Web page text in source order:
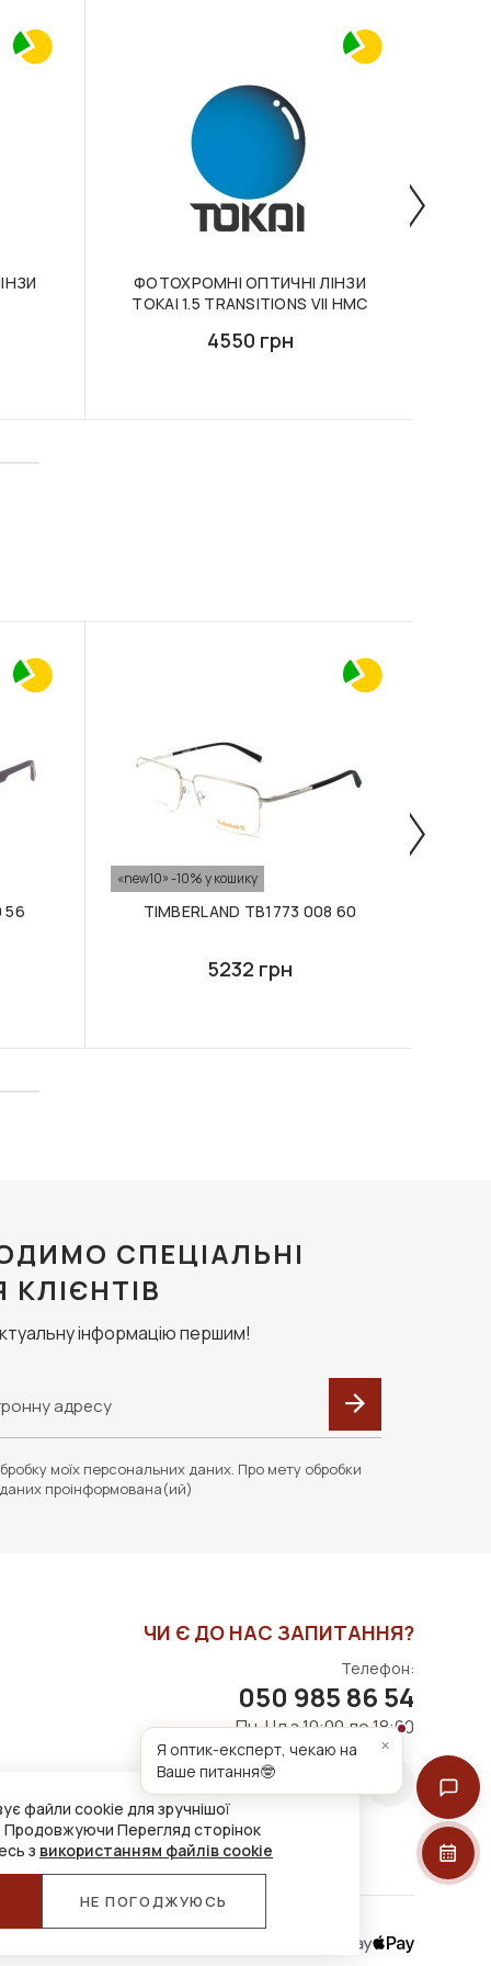
ФОТОХРОМНІ ОПТИЧНІ ЛІНЗИ
TOKAI 1.5 TRANSITIONS VII HMC
4550 грн
56
«new10» -10% у кошику
TIMBERLAND TB1773 008 60
5232 грн
СПЕЦІАЛЬНІ
КЛІЄНТІВ
інформацію першим!
моїх персональних даних. Про мету обробки
проінформована(ий)
файли cookie для зручнішої
Продовжуючи Перегляд сторінок
з використанням файлів cookie
НЕ ПОГОДЖУЮСЬ
ЧИ Є ДО НАС ЗАПИТАННЯ?
Телефон:
050 985 86 54
Пн-Нд з 10:00 до 18:00
Я оптик-експерт, чекаю на
Ваше питання🤓
×